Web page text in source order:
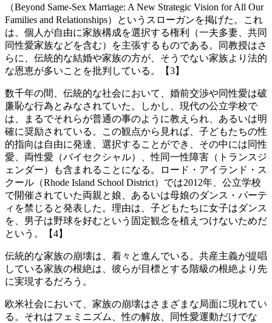
（Beyond Same-Sex Marriage: A New Strategic Vision for All Our
Families and Relationships）というスローガンを掲げた。これ
は、個人が自由に家族構成を選択する権利（一夫多妻、共同
同性愛家族などを含む）を主張するものである。同教授はさ
らに、伝統的な結婚や家族の方が、そうでない家族より法的
な恩恵が多いことを批判している。【3】
数千年の間、伝統的な社会において、婚前交渉や同性愛は破
廉恥な行為とみなされていた。しかし、現代の公立学校で
は、まるでそれらが普通の事のように教えられ、あるいは明
確に奨励されている。この観点から見れば、子どもたちの性
的指向は自由に発達、選択することができ、その中には同性
愛、両性愛（バイセクシャル）、性同一性障害（トランスジ
ェンダー）も含まれることになる。ロード・アイランド・ス
クール（Rhode Island School District）では2012年、公立学校
で開催されていた両親と娘、あるいは母娘のダンス・パーテ
ィを禁じると発表した。理由は、子どもたちに女子はダンス
を、男子は野球を好むという固定観念を植えつけないためだ
という。【4】
伝統的な家族の崩壊は、着々と進んでいる。共産主義が提唱
している家族の根絶は、彼らが目標とする階級の根絶より先
に実現するだろう。
欧米社会において、家族の崩壊はさまざまな局面に現れてい
る。それはフェミニズム、性の解放、同性愛運動だけでな